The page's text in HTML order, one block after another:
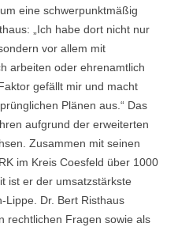
eine schwerpunktmäßig
„Ich habe dort nicht nur
vor allem mit
arbeiten oder ehrenamtlich
gefällt mir und macht
Plänen aus.“ Das
aufgrund der erweiterten
Zusammen mit seinen
im Kreis Coesfeld über 1000
ist er der umsatzstärkste
Lippe. Dr. Bert Risthaus
rechtlichen Fragen sowie als